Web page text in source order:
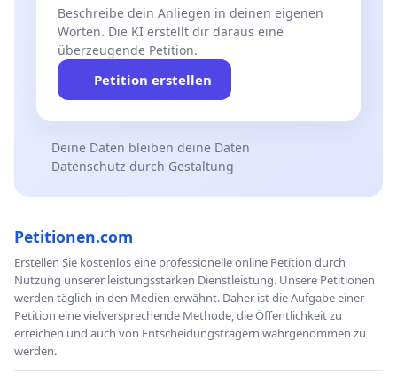
Beschreibe dein Anliegen in deinen eigenen
Worten. Die KI erstellt dir daraus eine
überzeugende Petition.
Petition erstellen
Deine Daten bleiben deine Daten
Datenschutz durch Gestaltung
Petitionen.com
Erstellen Sie kostenlos eine professionelle online Petition durch
Nutzung unserer leistungsstarken Dienstleistung. Unsere Petitionen
werden täglich in den Medien erwähnt. Daher ist die Aufgabe einer
Petition eine vielversprechende Methode, die Öffentlichkeit zu
erreichen und auch von Entscheidungsträgern wahrgenommen zu
werden.